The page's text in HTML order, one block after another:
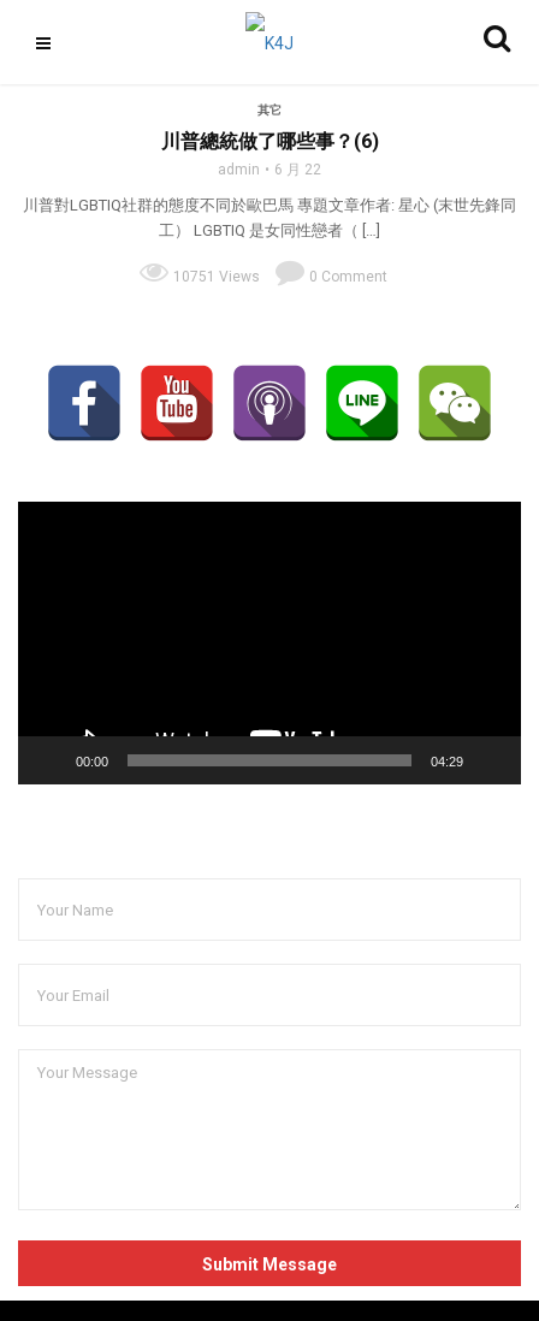
其它
川普總統做了哪些事？(6)
admin 6 月 22
川普對LGBTIQ社群的態度不同於歐巴馬 專題文章作者: 星心 (末世先鋒同
工） LGBTIQ 是女同性戀者（ […]
10751 Views 0 Comment
00:00 04:29